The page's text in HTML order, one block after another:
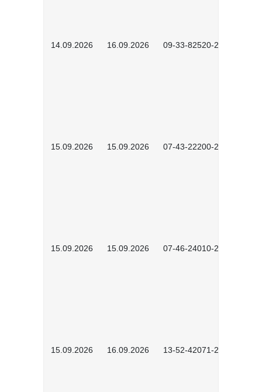
14.09.2026 16.09.2026 09-33-82520-2601
15.09.2026 15.09.2026 07-43-22200-2601
15.09.2026 15.09.2026 07-46-24010-2602
15.09.2026 16.09.2026 13-52-42071-2601